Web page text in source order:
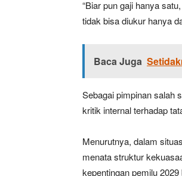
“Biar pun gaji hanya
tidak bisa diukur hanya
Baca Juga
Sebagai pimpinan salah
kritik internal terhadap
Menurutnya, dalam
menata struktur
kepentingan pemilu 2029